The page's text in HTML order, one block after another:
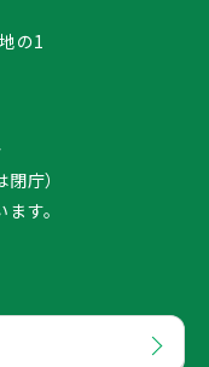
の1
庁）
す。